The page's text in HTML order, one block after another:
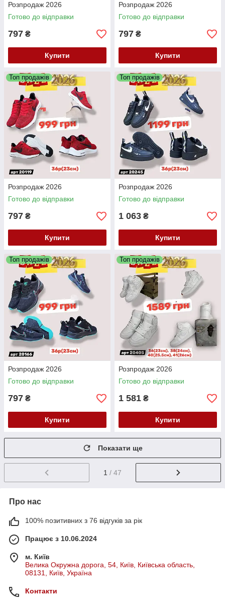
Розпродаж 2026
Готово до відправки
797 ₴
Купити
Розпродаж 2026
Готово до відправки
797 ₴
Купити
Топ продажів
Розпродаж 2026
Готово до відправки
797 ₴
Купити
Топ продажів
Розпродаж 2026
Готово до відправки
1 063 ₴
Купити
Топ продажів
Розпродаж 2026
Готово до відправки
797 ₴
Купити
Топ продажів
Розпродаж 2026
Готово до відправки
1 581 ₴
Купити
Показати ще
1 / 47
Про нас
100% позитивних з 76 відгуків за рік
Працює з 10.06.2024
м. Київ
Велика Окружна дорога, 54, Київ, Київська область,
08131, Київ, Україна
Контакти